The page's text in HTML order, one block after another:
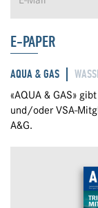
E-PAPER
AQUA & GAS
«AQUA & GAS»
und/oder VSA-
A&G.